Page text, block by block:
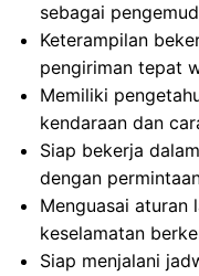
sebagai
Keterampilan
pengiriman tepat
Memiliki
kendaraan dan
Siap bekerja
dengan
Menguasai aturan
keselamatan
Siap menjalani